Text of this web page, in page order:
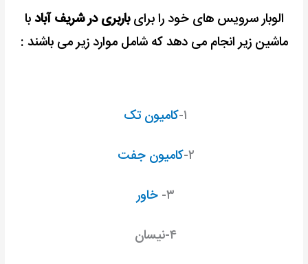
الوبار سرویس های خود را برایباربری در شریف آبادبا
ماشین زیر انجام می دهد که شامل موارد زیر می باشند :
۱- کامیون تک
۲- کامیون جفت
۳- خاور
۴-نیسان